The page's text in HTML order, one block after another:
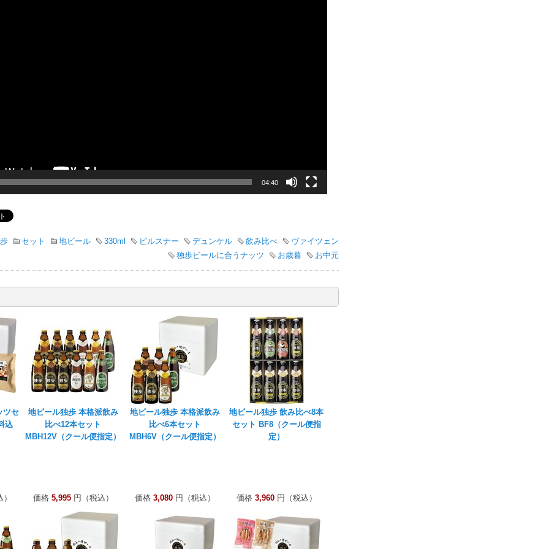
04:40
セット 地ビール 330ml ピルスナー デュンケル 飲み比べ
ヴァイツェン
独歩ビールに合うナッツ
お歳暮 お中元
ツセ
込
地ビール独歩 本格派飲み
比べ12本セット
MBH12V（クール便指定）
価格 5,995円（税込）
地ビール独歩 本格派飲み
比べ6本セット
MBH6V（クール便指定）
価格 3,080円（税込）
地ビール独歩 飲み比べ8本
セット BF8（クール便指
定）
価格 3,960円（税込）